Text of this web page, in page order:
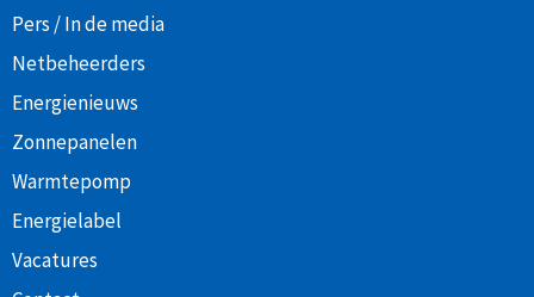
Pers / In de media
Netbeheerders
Energienieuws
Zonnepanelen
Warmtepomp
Energielabel
Vacatures